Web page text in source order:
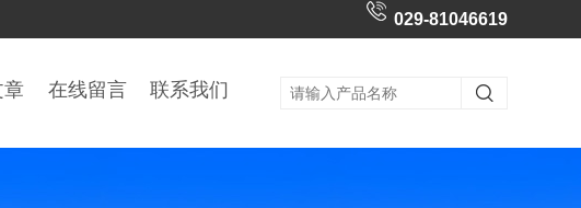
029-81046619
章 在线留言 联系我们